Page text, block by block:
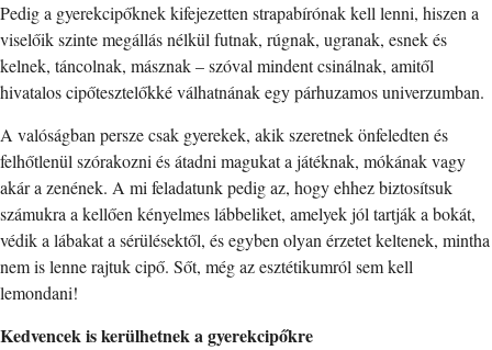
Pedig a gyerekcipőknek kifejezetten strapabírónak kell lenni, hiszen a
viselőik szinte megállás nélkül futnak, rúgnak, ugranak, esnek és
kelnek, táncolnak, másznak – szóval mindent csinálnak, amitől
hivatalos cipőtesztelőkké válhatnának egy párhuzamos univerzumban.
A valóságban persze csak gyerekek, akik szeretnek önfeledten és
felhőtlenül szórakozni és átadni magukat a játéknak, mókának vagy
akár a zenének. A mi feladatunk pedig az, hogy ehhez biztosítsuk
számukra a kellően kényelmes lábbeliket, amelyek jól tartják a bokát,
védik a lábakat a sérülésektől, és egyben olyan érzetet keltenek, mintha
nem is lenne rajtuk cipő. Sőt, még az esztétikumról sem kell
lemondani!
Kedvencek is kerülhetnek a gyerekcipőkre